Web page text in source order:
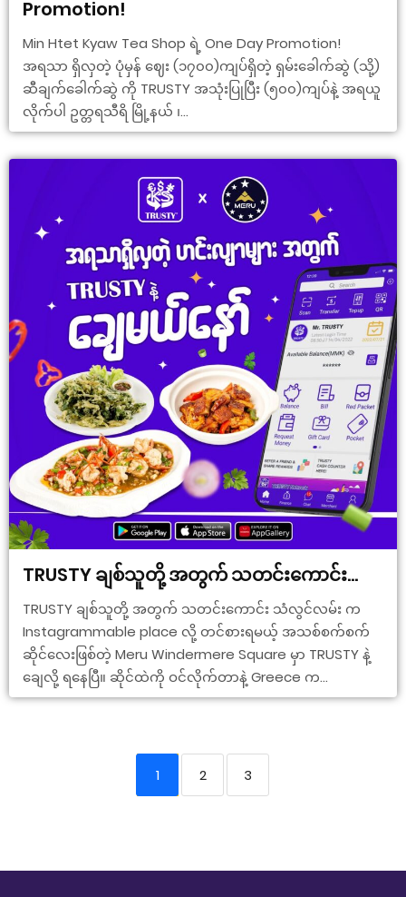
Promotion!
Min Htet Kyaw Tea Shop ရဲ့ One Day Promotion!
အရသာ ရှိလှတဲ့ ပုံမှန် ဈေး (၁၇၀၀)ကျပ်ရှိတဲ့ ရှမ်းခေါက်ဆွဲ (သို့)
ဆီချက်ခေါက်ဆွဲ ကို TRUSTY အသုံးပြုပြီး (၅၀၀)ကျပ်နဲ့ အရယူ
လိုက်ပါ ဥတ္တရသီရိ မြို့နယ် ၊...
TRUSTY ချစ်သူတို့ အတွက် သတင်းကောင်း…
TRUSTY ချစ်သူတို့ အတွက် သတင်းကောင်း သံလွင်လမ်း က
Instagrammable place လို့ တင်စားရမယ့် အသစ်စက်စက်
ဆိုင်လေးဖြစ်တဲ့ Meru Windermere Square မှာ TRUSTY နဲ့
ချေလို့ ရနေပြီ။ ဆိုင်ထဲကို ဝင်လိုက်တာနဲ့ Greece က...
1 2 3